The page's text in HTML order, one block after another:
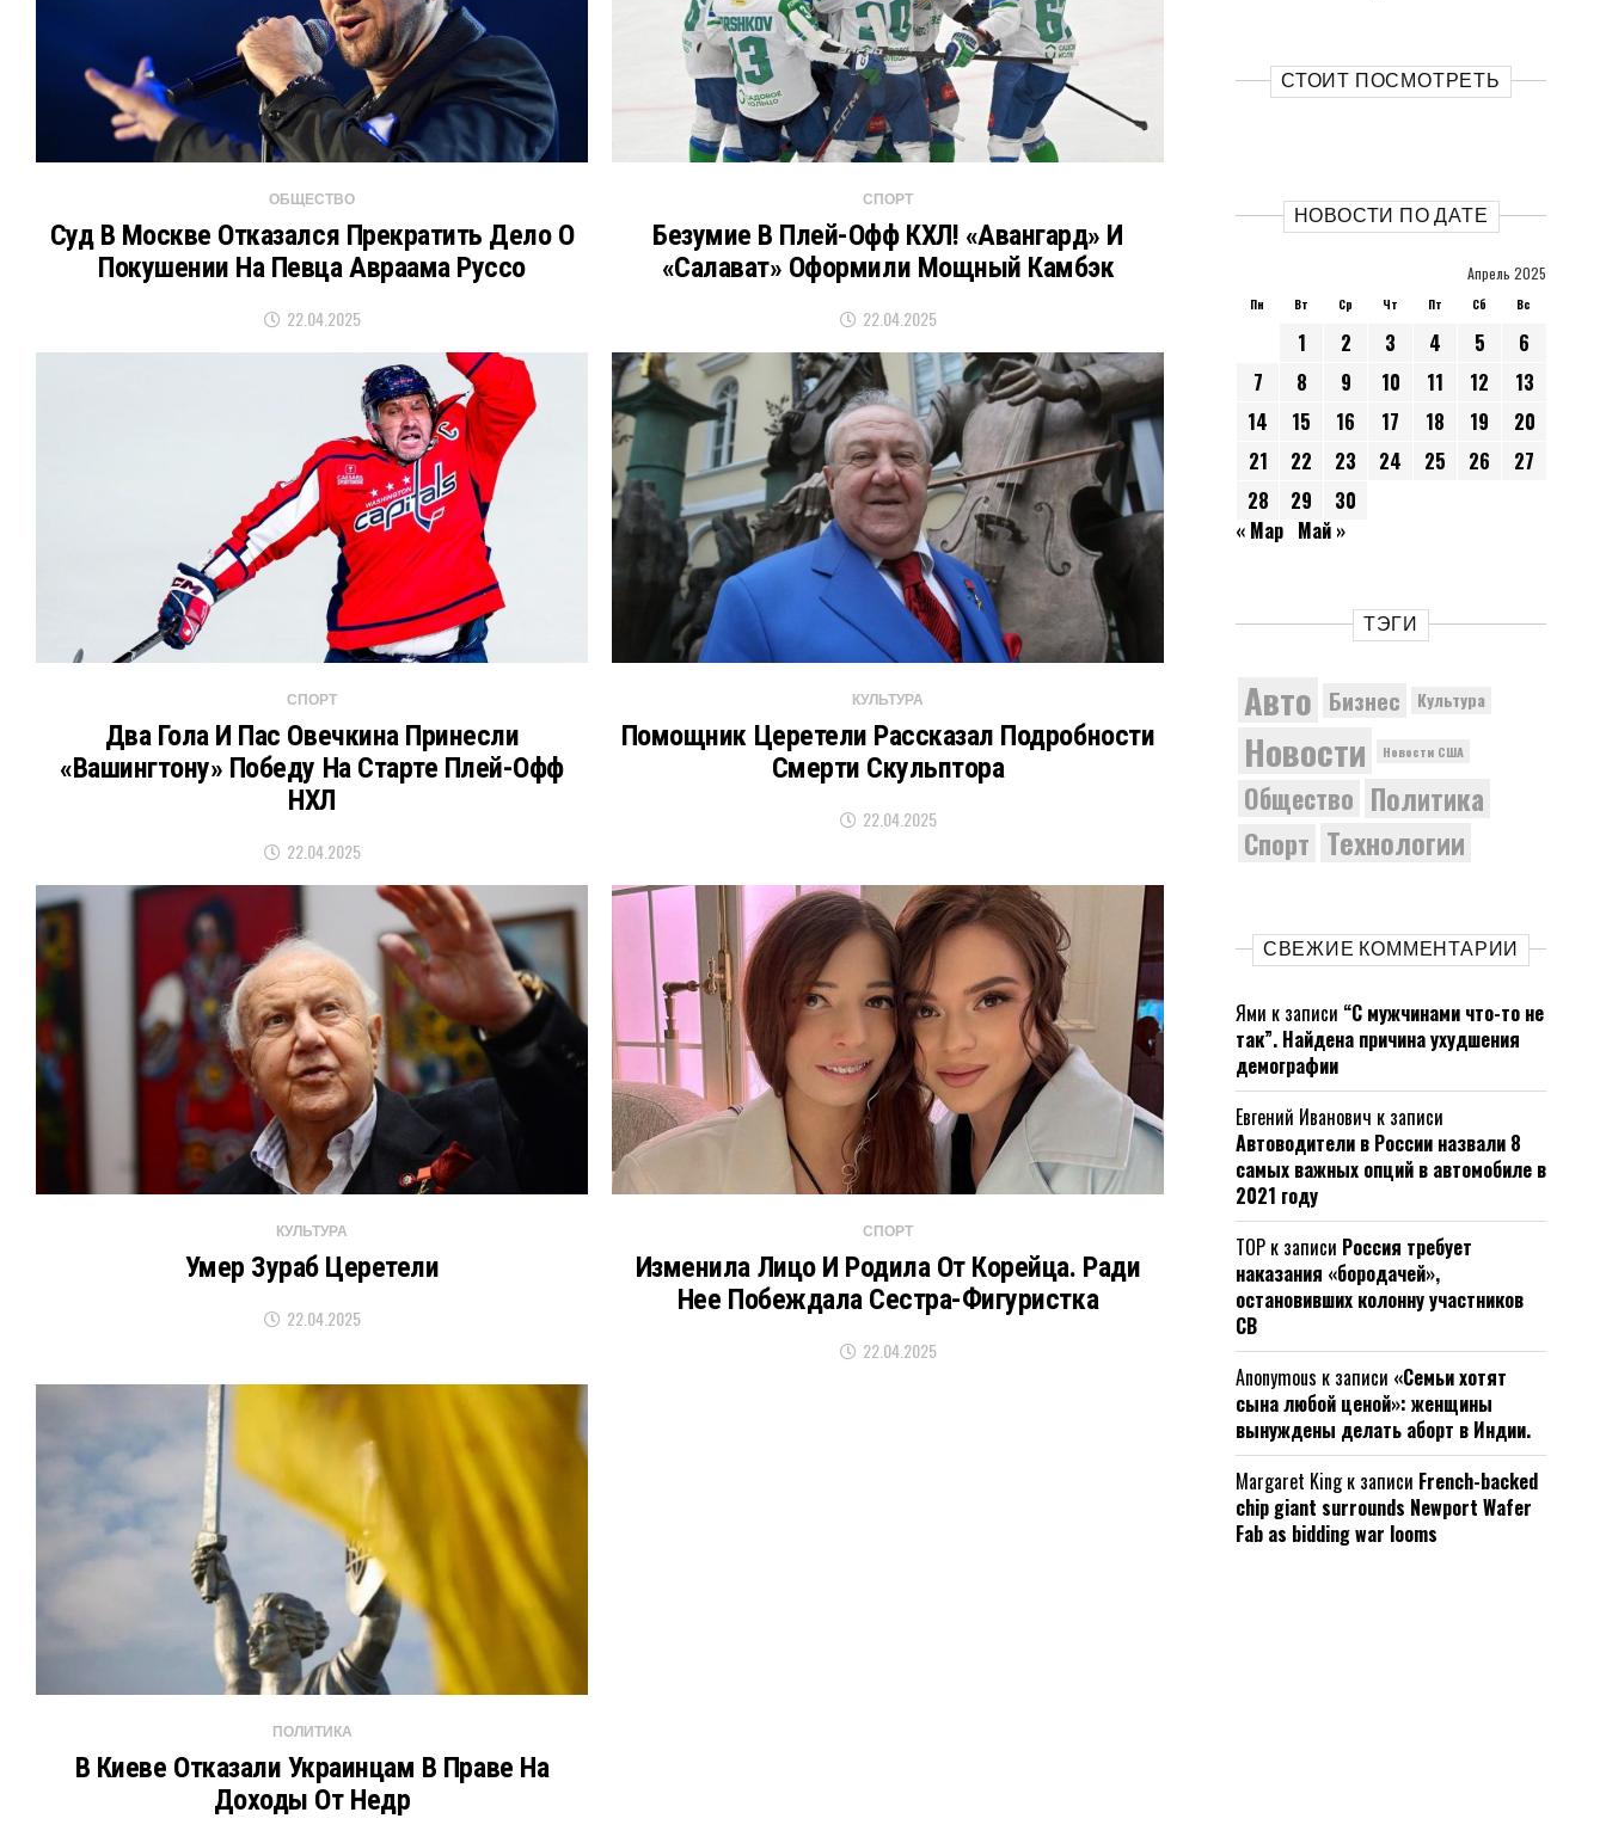
ОБЩЕСТВО
Суд В Москве Отказался Прекратить Дело О
Покушении На Певца Авраама Руссо
22.04.2025
СПОРТ
Безумие В Плей-Офф КХЛ! «Авангард» И
«Салават» Оформили Мощный Камбэк
22.04.2025
СПОРТ
Два Гола И Пас Овечкина Принесли
«Вашингтону» Победу На Старте Плей-Офф
НХЛ
22.04.2025
КУЛЬТУРА
Помощник Церетели Рассказал Подробности
Смерти Скульптора
22.04.2025
КУЛЬТУРА
Умер Зураб Церетели
22.04.2025
СПОРТ
Изменила Лицо И Родила От Корейца. Ради
Нее Побеждала Сестра-Фигуристка
22.04.2025
ПОЛИТИКА
В Киеве Отказали Украинцам В Праве На
Доходы От Недр
СТОИТ ПОСМОТРЕТЬ
НОВОСТИ ПО ДАТЕ
Апрель 2025
Пн Вт Ср Чт Пт Сб Вс
1 2 3 4 5
6
7
8 9 10 11 12
13
14
15 16 17 18 19
20
21
22 23 24 25 26
27
28
29
30
« Мар Май »
ТЭГИ
Авто Бизнес Культура
Новости Новости США
Общество Политика
Спорт Технологии
СВЕЖИЕ КОММЕНТАРИИ
Ями к записи “С мужчинами что-то не
так”. Найдена причина ухудшения
демографии
Евгений Иванович к записи
Автоводители в России назвали 8
самых важных опций в автомобиле в
2021 году
ТОР к записи Россия требует
наказания «бородачей»,
остановивших колонну участников
СВ
Anonymous к записи «Семьи хотят
сына любой ценой»: женщины
вынуждены делать аборт в Индии.
Margaret Kingк записи French-backed
chip giant surrounds Newport Wafer
Fab as bidding war looms